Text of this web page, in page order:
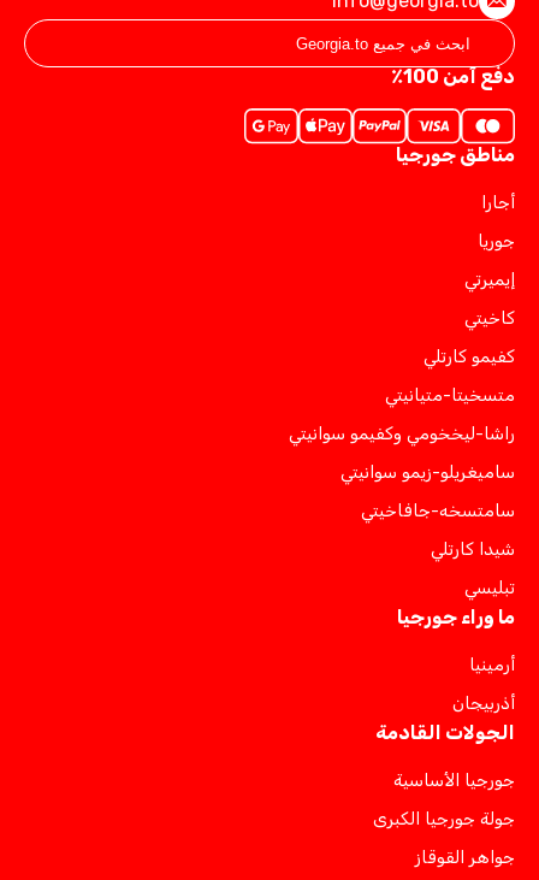
دفع آمن 100٪
مناطق جورجيا
أجارا
جوريا
إيميرتي
كاخيتي
كفيمو كارتلي
متسخيتا-متيانيتي
راشا-ليخخومي وكفيمو سوانيتي
ساميغريلو-زيمو سوانيتي
سامتسخه-جافاخيتي
شيدا كارتلي
تبليسي
ما وراء جورجيا
أرمينيا
أذربيجان
الجولات القادمة
جورجيا الأساسية
جولة جورجيا الكبرى
جواهر القوقاز